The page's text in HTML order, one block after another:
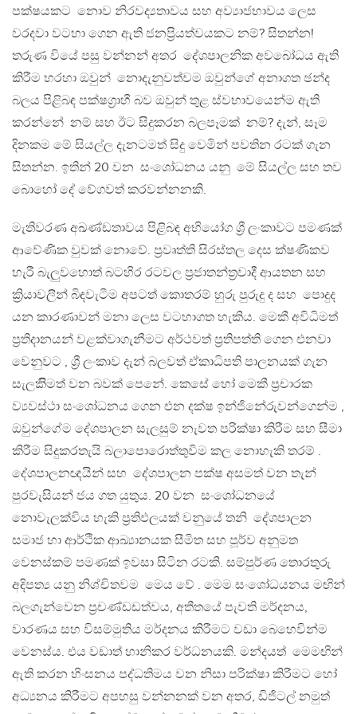
පක්ෂයකට නොව නිරවද්‍යතාවය සහ අව්‍යාජභාවය ලෙස
වරදවා වටහා ගෙන ඇති ජනප්‍රියත්වයකට නම්? සිතන්න!
තරුණ වියේ පසු වන්නන් අතර දේශපාලනික අවබෝධය ඇති
කිරීම හරහා ඔවුන් නොදැනුවත්වම ඔවුන්ගේ අනාගත ඡන්ද
බලය පිළිබඳ පක්ෂග්‍රාහී බව ඔවුන් තුළ ස්වභාවයෙන්ම ඇති
කරන්නේ නම් සහ ඊට සිදුකරන බලපෑමක් නම්? දැන්, සෑම
දිනකම මේ සියල්ල දැනටමත් සිදු වෙමින් පවතින රටක් ගැන
සිතන්න. ඉතින් 20 වන සංශෝධනය යනු මේ සියල්ල සහ තව
බොහෝ දේ වේගවත් කරවන්නනකි.
මැතිවරණ අඛණ්ඩතාවය පිළිබඳ අභියෝග ශ්‍රී ලංකාවට පමණක්
ආවේණික වුවක් නොවේ. ප්‍රවෘත්ති සිරස්තල දෙස ක්ෂණිකව
හැරී බැලුවහොත් බටහිර රටවල ප්‍රජාතන්ත්‍රවාදී ආයතන සහ
ක්‍රියාවලීන් බිඳවැටීම අපටත් කොතරම් හුරු පුරුදු ද සහ පොදුද
යන කාරණාවන් මනා ලෙස වටහාගත හැකිය. මෙකී අවිධිමත්
ප්‍රතිදානයන් වළක්වාගැනීමට අර්ථවත් ප්‍රතිපත්ති ගෙන එනවා
වෙනුවට , ශ්‍රී ලංකාව දැන් බලවත් ඒකාධිපති පාලනයක් ගැන
සැලකිිමත් වන බවක් පෙනේ. කෙසේ හෝ මෙකී ප්‍රචාරක
ව්‍යවස්ථා සංශෝධනය ගෙන එන දක්ෂ ඉන්ජිනේරුවන්ගෙන්ම ,
ඔවුන්ගේම දේශපාලන සැලසුම් නැවත පරික්ෂා කිරීම සහ සීමා
කිරීම සිදුකරතැයි බලාපොරොත්තුවිම කල නොහැකි තරම් .
දේශපාලනඥයින් සහ දේශපාලන පක්ෂ අසමත් වන තැන්
පුරවැසියන් ජය ගත යුතුය. 20 වන සංශෝධනයේ
නොවැලක්විය හැකි ප්‍රතිඵලයක් වනුයේ තනි දේශපාලන
සමාජ හා ආර්ථික ආඛ්‍යානයක සීමිත සහ පූර්ව අනුමත
වෙනස්කම් පමණක් ඉවසා සිටින රටකි. සම්පුර්ණ තොරතුරු
අදිපත්‍ය යනු නිශ්චිතවම මෙය වේ . මෙම සංශෝධයනය මඟින්
බලගැන්වෙන ප්‍රචණ්ඩඩත්වය, අතීතයේ පැවති මර්දනය,
වාරණය සහ විසම්මුතිය මර්දනය කිරීමට වඩා බෙහෙවින්ම
වෙනස්ය. එය වඩාත් හානිකර වර්ධනයකි. මන්දයත් මෙමඟින්
ඇති කරන හිංසනය පද්ධතිමය වන නිසා පරික්ෂා කිරීමට හෝ
අධ්‍යනය කිරීමට අපහසු වන්නනක් වන අතර, ඩිජිටල් නමුත්